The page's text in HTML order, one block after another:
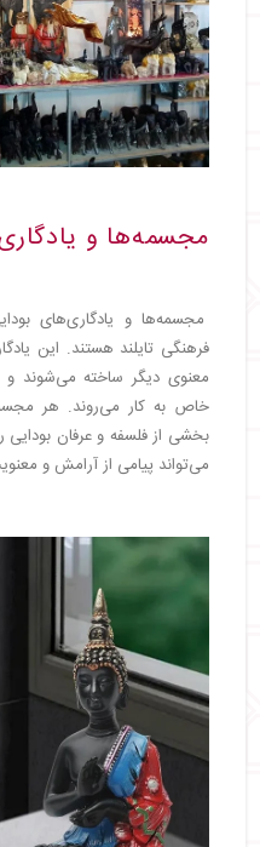
مجسمه‌ها و
مجسمه‌ها و یادگاری‌های
فرهنگی تایلند هستند. این
معنوی دیگر ساخته می‌شوند و
خاص به کار می‌روند. هر
بخشی از فلسفه و عرفان بودایی
می‌تواند پیامی از آرامش و